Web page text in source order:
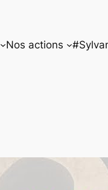
Nos actions